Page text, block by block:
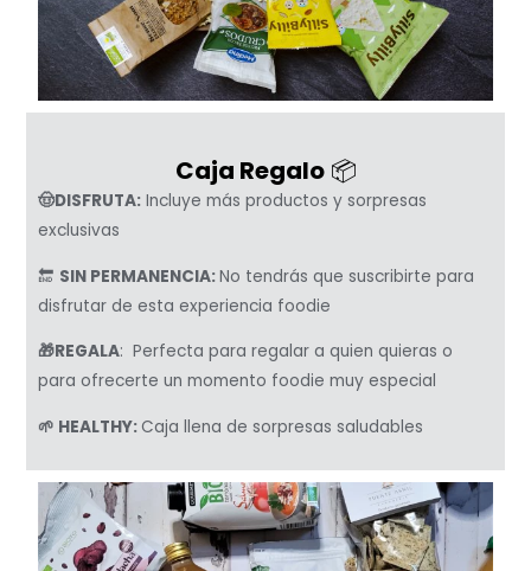
Caja Regalo📦
🤠DISFRUTA: Incluye más productos y sorpresas
exclusivas
🔚 SIN PERMANENCIA:No tendrás que suscribirte para
disfrutar de esta experiencia foodie
🎁REGALA: Perfecta para regalar a quien quieras o
para ofrecerte un momento foodie muy especial
🌱 HEALTHY: Caja llena de sorpresas saludables